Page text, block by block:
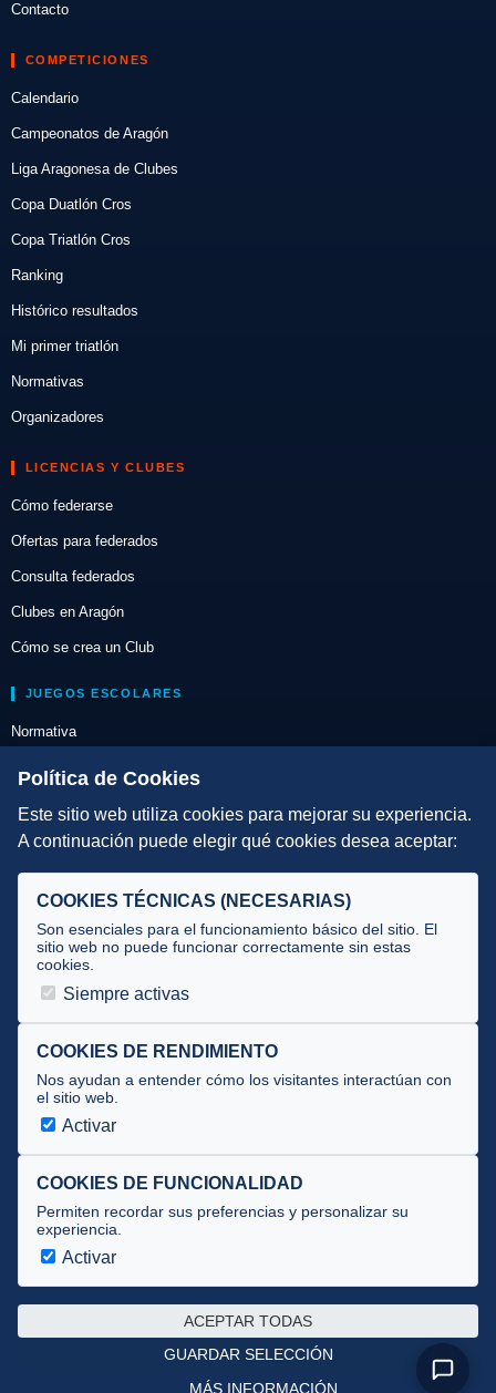
Contacto
COMPETICIONES
Calendario
Campeonatos de Aragón
Liga Aragonesa de Clubes
Copa Duatlón Cros
Copa Triatlón Cros
Ranking
Histórico resultados
Mi primer triatlón
Normativas
Organizadores
LICENCIAS Y CLUBES
Cómo federarse
Ofertas para federados
Consulta federados
Clubes en Aragón
Cómo se crea un Club
JUEGOS ESCOLARES
Normativa
Escuelas de Triatlón
DIRECCIÓN TÉCNICA
Selecciones
Tecnificación
JUECES Y OFICIALES
Documentos
Cursos
Circulares oficiales
Convocatorias y Equipaciones
Av. José Atarés 101, semisótano. 50018 Zaragoza
Privacidad · Cookies
Política de Cookies
Este sitio web utiliza cookies para mejorar su experiencia.
A continuación puede elegir qué cookies desea aceptar:
COOKIES TÉCNICAS (NECESARIAS)
Son esenciales para el funcionamiento básico del sitio. El
sitio web no puede funcionar correctamente sin estas
cookies.
Siempre activas
COOKIES DE RENDIMIENTO
Nos ayudan a entender cómo los visitantes interactúan con
el sitio web.
Activar
COOKIES DE FUNCIONALIDAD
Permiten recordar sus preferencias y personalizar su
experiencia.
Activar
ACEPTAR TODAS
GUARDAR SELECCIÓN
MÁS INFORMACIÓN